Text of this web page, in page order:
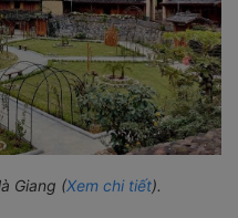
Giang (Xem chi tiết).